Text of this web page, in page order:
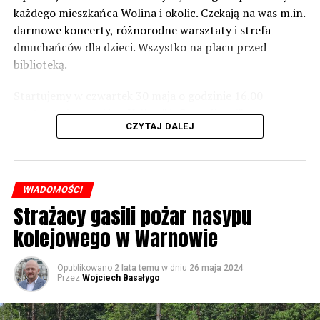
zrobić. Tam są odpowiednie normy – 61 i 56 decybeli –
zaznacza.
Foto: Wojciech Basałygo
59760 odsłon
każdego mieszkańca Wolina i okolic. Czekają na was m.in.
darmowe koncerty, różnorodne warsztaty i strefa
dmuchańców dla dzieci. Wszystko na placu przed
biblioteką.
występami zespołów „Yellow” i „Specyficzni”.
CZYTAJ DALEJ
WIADOMOŚCI
Strażacy gasili pożar nasypu
kolejowego w Warnowie
Opublikowano 2 lata temu w dniu 26 maja 2024
Przez Wojciech Basałygo